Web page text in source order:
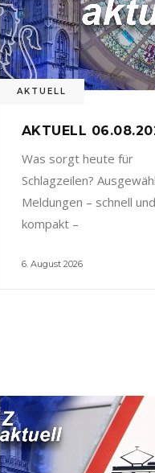
AKTUELL
AKTUELL
Was sorgt heute für
Schlagzeilen?
Meldungen – schnell und
kompakt –
6. August 2026